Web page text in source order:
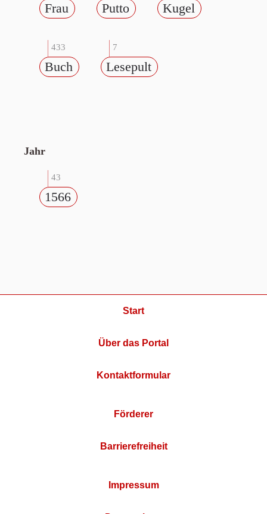
Frau Putto Kugel
433
Buch
7
Lesepult
Jahr
43
1566
Start
Über das Portal
Kontaktformular
Förderer
Barrierefreiheit
Impressum